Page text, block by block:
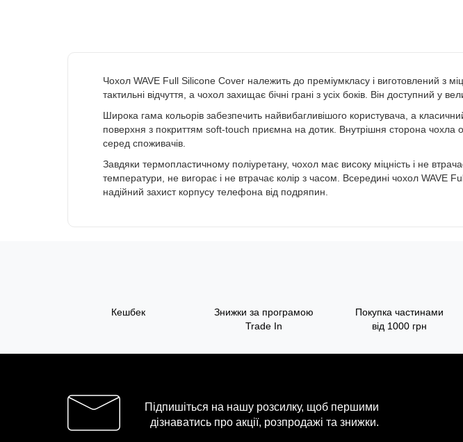
Чохол WAVE Full Silicone Cover належить до преміумкласу і виготовлений з
тактильні відчуття, а чохол захищає бічні грані з усіх боків. Він доступний у
Широка гама кольорів забезпечить найвибагливішого користувача, а
поверхня з покриттям soft-touch приємна на дотик. Внутрішня сторона
серед споживачів.
Завдяки термопластичному поліуретану, чохол має високу міцність і не
температури, не вигорає і не втрачає колір з часом. Всередині чохол
надійний захист корпусу телефона від подряпин.
Кешбек
Знижки за програмою
Trade In
Покупка частинами
від 1000 грн
Підпишіться на нашу розсилку, щоб першими
дізнаватись про акції, розпродажі та знижки.